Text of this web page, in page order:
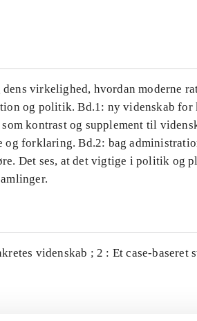
dens virkelighed, hvordan moderne
og politik. Bd.1: ny videnskab for
kontrast og supplement til
og forklaring. Bd.2: bag
Det ses, at det vigtige i politik og
videnskab ; 2 : Et case-